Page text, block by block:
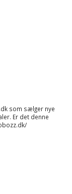
som sælger nye
. Er det denne